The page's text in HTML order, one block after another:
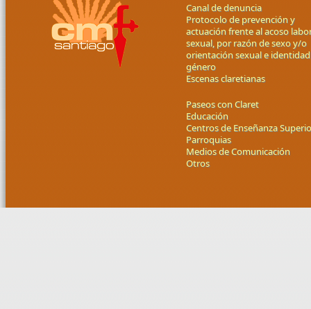
Canal de denuncia
Protocolo de prevención y
actuación frente al acoso
sexual, por razón de sexo y/o
orientación sexual e
género
Escenas claretianas
Paseos con Claret
Educación
Centros de Enseñanza
Parroquias
Medios de Comunicación
Otros